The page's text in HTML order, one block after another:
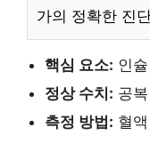
가의 정확한 진
핵심 요소: 인
정상 수치: 공
측정 방법: 혈